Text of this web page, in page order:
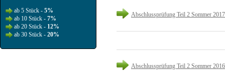
ab 5 Stück - 5%
ab 10 Stück - 7%
ab 20 Stück - 12%
ab 30 Stück - 20%
Abschlussprüfung Teil 2 Sommer 2017
Abschlussprüfung Teil 2 Sommer 2016